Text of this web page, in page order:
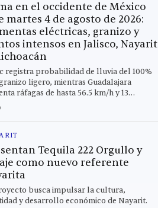
en el occidente de México
martes 4 de agosto de 2026:
eléctricas, granizo y
intensos en Jalisco, Nayarit
registra probabilidad de lluvia del 100%
ligero, mientras Guadalajara
ráfagas de hasta 56.5 km/h y 13
de la región están en riesgo alto este
Tequila 222 Orgullo y
como nuevo referente
busca impulsar la cultura,
y desarrollo económico de Nayarit.